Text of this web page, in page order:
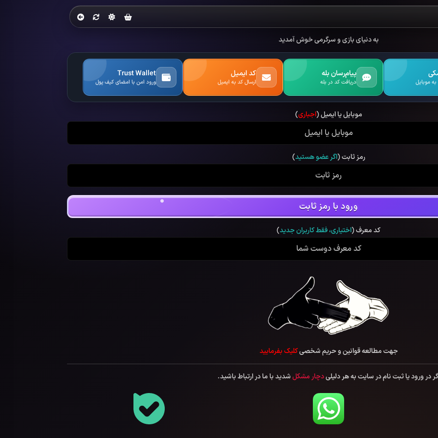
به دنیای بازی و سرگرمی خوش آمدید
موبایل
پیام‌رسان بله
دریافت کد در بله
کد ایمیل
ارسال کد به ایمیل
Trust Wallet
ورود امن با امضای کیف پول
موبایل یا ایمیل (اجباری)
رمز ثابت (اگر عضو هستید)
ورود با رمز ثابت
کد معرف (اختیاری، فقط کاربران جدید)
جهت مطالعه قوانین و حریم شخصیکلیک بفرمایید
در ورود یا ثبت نام در سایت به هر دلیلیدچار مشکلشدید با ما در ارتباط باشید.